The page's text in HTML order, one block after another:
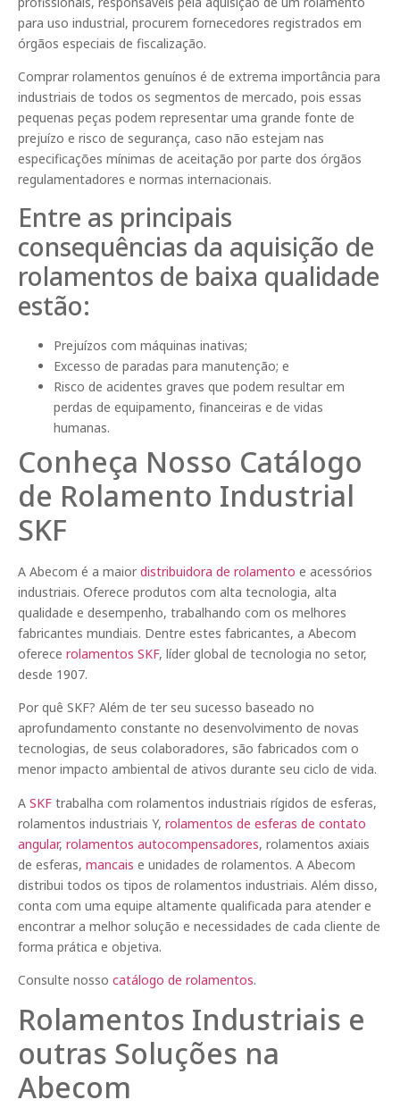
para uso industrial, procurem fornecedores registrados em
órgãos especiais de fiscalização.
Comprar rolamentos genuínos é de extrema importância para
industriais de todos os segmentos de mercado, pois essas
pequenas peças podem representar uma grande fonte de
prejuízo e risco de segurança, caso não estejam nas
especificações mínimas de aceitação por parte dos órgãos
regulamentadores e normas internacionais.
Entre as principais
consequências da aquisição de
rolamentos de baixa qualidade
estão:
Prejuízos com máquinas inativas;
Excesso de paradas para manutenção; e
Risco de acidentes graves que podem resultar em
perdas de equipamento, financeiras e de vidas
humanas.
Conheça Nosso Catálogo
de Rolamento Industrial
SKF
A Abecom é a maior distribuidora de rolamento e acessórios
industriais. Oferece produtos com alta tecnologia, alta
qualidade e desempenho, trabalhando com os melhores
fabricantes mundiais. Dentre estes fabricantes, a Abecom
oferece rolamentos SKF, líder global de tecnologia no setor,
desde 1907.
Por quê SKF? Além de ter seu sucesso baseado no
aprofundamento constante no desenvolvimento de novas
tecnologias, de seus colaboradores, são fabricados com o
menor impacto ambiental de ativos durante seu ciclo de vida.
A SKF trabalha com rolamentos industriais rígidos de esferas,
rolamentos industriais Y, rolamentos de esferas de contato
angular, rolamentos autocompensadores, rolamentos axiais
de esferas, mancais e unidades de rolamentos. A Abecom
distribui todos os tipos de rolamentos industriais. Além disso,
conta com uma equipe altamente qualificada para atender e
encontrar a melhor solução e necessidades de cada cliente de
forma prática e objetiva.
Consulte nosso catálogo de rolamentos.
Rolamentos Industriais e
outras Soluções na
Abecom